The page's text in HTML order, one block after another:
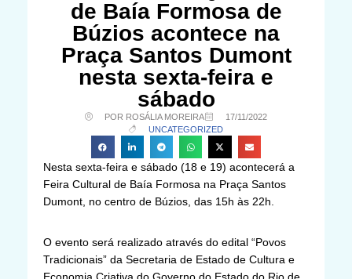
de Baía Formosa de
Búzios acontece na
Praça Santos Dumont
nesta sexta-feira e
sábado
POR ROSÁLIA MOREIRA
17/11/2022
UNCATEGORIZED
Nesta sexta-feira e sábado (18 e 19) acontecerá a
Feira Cultural de Baía Formosa na Praça Santos
Dumont, no centro de Búzios, das 15h às 22h.
O evento será realizado através do edital “Povos
Tradicionais” da Secretaria de Estado de Cultura e
Economia Criativa do Governo do Estado do Rio de